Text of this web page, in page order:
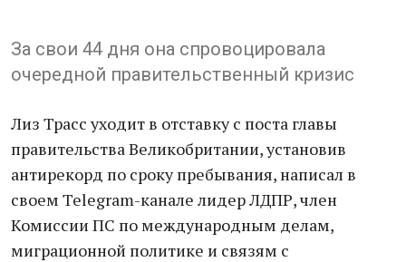
За свои 44 дня она спровоцировала
очередной правительственный кризис
Лиз Трасс уходит в отставку с поста главы
правительства Великобритании, установив
антирекорд по сроку пребывания, написал в
своем Telegram-канале лидер ЛДПР, член
Комиссии ПС по международным делам,
миграционной политике и связям с